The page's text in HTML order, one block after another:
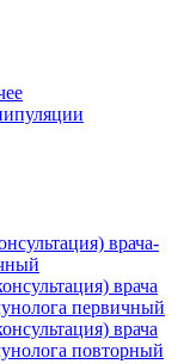
врача-
врача
первичный
врача
повторный